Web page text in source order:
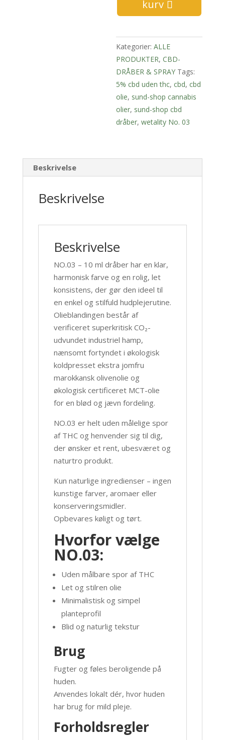
kurv
Kategorier:ALLE
PRODUKTER,CBD-
DRÅBER & SPRAY Tags:
5% cbd uden thc,cbd,cbd
olie, sund-shop cannabis
olier, sund-shop cbd
dråber,wetality No. 03
Beskrivelse
Beskrivelse
Beskrivelse
NO.03 – 10 ml dråber har en klar,
harmonisk farve og en rolig, let
konsistens, der gør den ideel til
en enkel og stilfuld hudplejerutine.
Olieblandingen består af
verificeret superkritisk CO₂-
udvundet industriel hamp,
nænsomt fortyndet i økologisk
koldpresset ekstra jomfru
marokkansk olivenolie og
økologisk certificeret MCT-olie
for en blød og jævn fordeling.
NO.03 er helt uden målelige spor
af THC og henvender sig til dig,
der ønsker et rent, ubesværet og
naturtro produkt.
Kun naturlige ingredienser – ingen
kunstige farver, aromaer eller
konserveringsmidler.
Opbevares køligt og tørt.
Hvorfor vælge
NO.03:
Uden målbare spor af THC
Let og stilren olie
Minimalistisk og simpel
planteprofil
Blid og naturlig tekstur
Brug
Fugter og føles beroligende på
huden.
Anvendes lokalt dér, hvor huden
har brug for mild pleje.
Forholdsregler